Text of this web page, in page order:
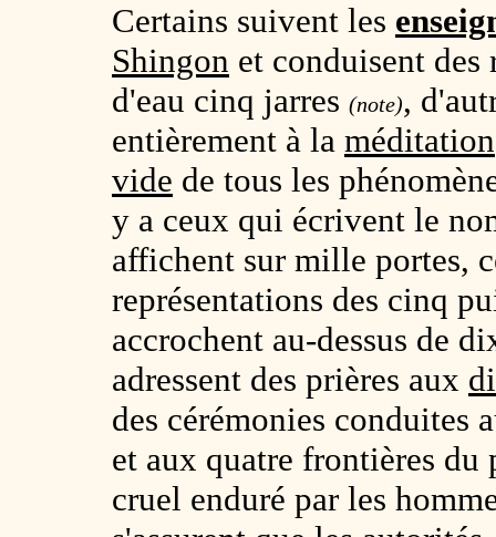
Certains suivent les
Shingon et conduisent
d'eau cinq jarres (note),
entièrement à la méditation
vide de tous les
y a ceux qui écrivent le
affichent sur mille portes,
représentations des cinq
accrochent au-dessus de
adressent des prières aux
des cérémonies conduites
et aux quatre frontières
cruel enduré par les